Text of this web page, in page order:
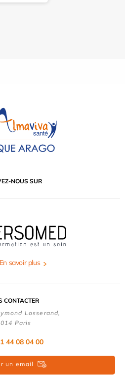
NOUS SUR
En savoir plus
CONTACTER
Losserand,
Paris
44 08 04 00
un email